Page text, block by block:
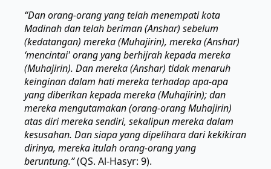
“Dan orang-orang yang telah menempati kota
Madinah dan telah beriman (Anshar) sebelum
(kedatangan) mereka (Muhajirin), mereka (Anshar)
‘mencintai' orang yang berhijrah kepada mereka
(Muhajirin). Dan mereka (Anshar) tidak menaruh
keinginan dalam hati mereka terhadap apa-apa
yang diberikan kepada mereka (Muhajirin); dan
mereka mengutamakan (orang-orang Muhajirin)
atas diri mereka sendiri, sekalipun mereka dalam
kesusahan. Dan siapa yang dipelihara dari kekikiran
dirinya, mereka itulah orang-orang yang
beruntung.”(QS. Al-Hasyr: 9).